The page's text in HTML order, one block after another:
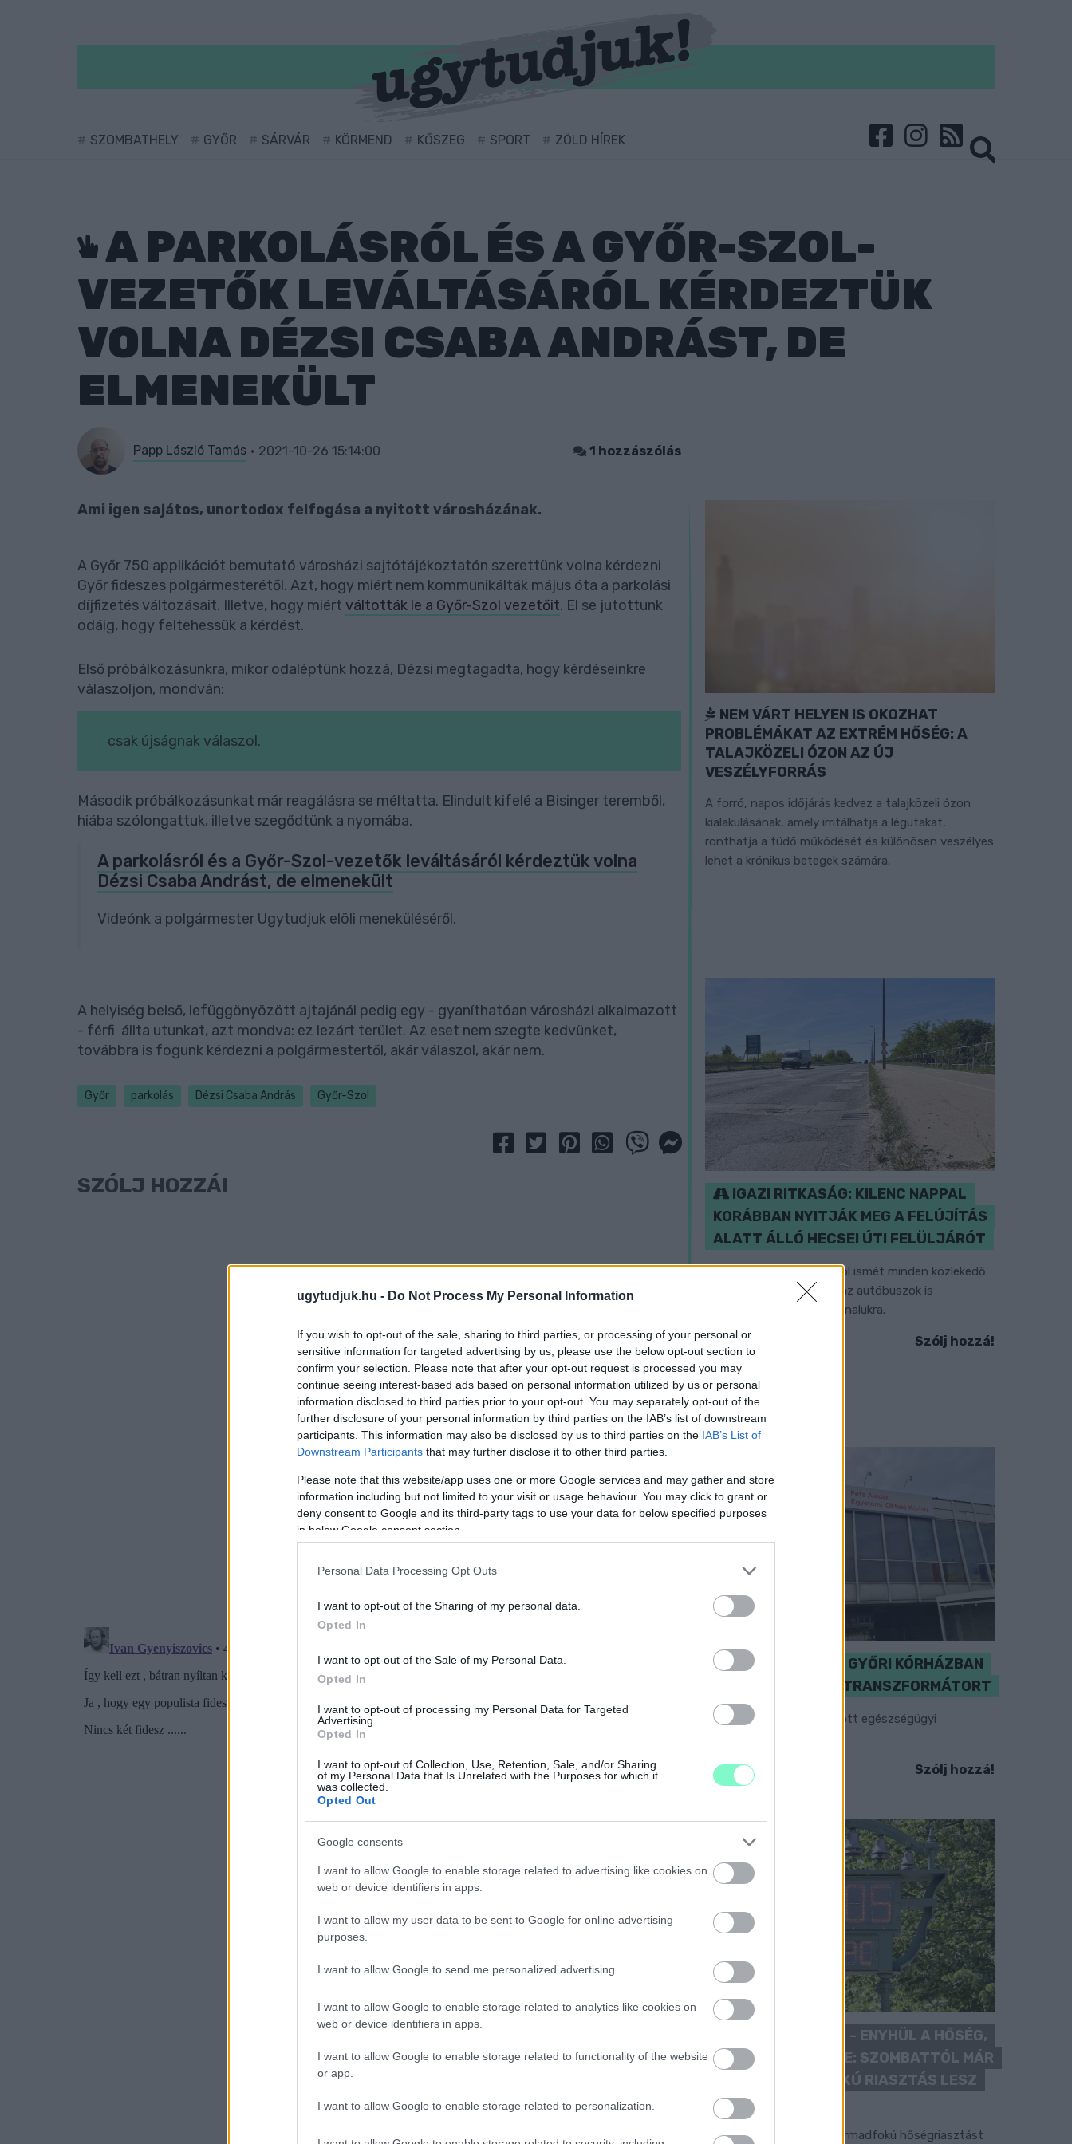
ugytudjuk.hu - Do Not Process My Personal Information
If you wish to opt-out of the sale, sharing to third parties, or processing of your personal or
sensitive information for targeted advertising by us, please use the below opt-out section to
confirm your selection. Please note that after your opt-out request is processed you may
continue seeing interest-based ads based on personal information utilized by us or personal
information disclosed to third parties prior to your opt-out. You may separately opt-out of the
further disclosure of your personal information by third parties on the IAB’s list of downstream
participants. This information may also be disclosed by us to third parties on the IAB’s List of
Downstream Participants that may further disclose it to other third parties.
Please note that this website/app uses one or more Google services and may gather and store
information including but not limited to your visit or usage behaviour. You may click to grant or
deny consent to Google and its third-party tags to use your data for below specified purposes
in below Google consent section.
Personal Data Processing Opt Outs
I want to opt-out of the Sharing of my personal data.
Opted In
I want to opt-out of the Sale of my Personal Data.
Opted In
I want to opt-out of processing my Personal Data for Targeted
Advertising.
Opted In
I want to opt-out of Collection, Use, Retention, Sale, and/or Sharing
of my Personal Data that Is Unrelated with the Purposes for which it
was collected.
Opted Out
Google consents
I want to allow Google to enable storage related to advertising like cookies on
web or device identifiers in apps.
I want to allow my user data to be sent to Google for online advertising
purposes.
I want to allow Google to send me personalized advertising.
I want to allow Google to enable storage related to analytics like cookies on
web or device identifiers in apps.
I want to allow Google to enable storage related to functionality of the website
or app.
I want to allow Google to enable storage related to personalization.
SZOMBATHELY GYŐR SÁRVÁR KÖRMEND KŐSZEG SPORT ZÖLD HÍREK
A PARKOLÁSRÓL ÉS A GYŐR-SZOL-
VEZETŐK LEVÁLTÁSÁRÓL KÉRDEZTÜK
VOLNA DÉZSI CSABA ANDRÁST, DE
ELMENEKÜLT
Papp László Tamás 2021-10-26 15:14:00 1 hozzászólás
Ami igen sajátos, unortodox felfogása a nyitott városházának.
A Győr 750 applikációt bemutató városházi sajtótájékoztatón szerettünk volna kérdezni
Győr fideszes polgármesterétől. Azt, hogy miért nem kommunikálták május óta a parkolási
díjfizetés változásait. Illetve, hogy miért váltották le a Győr-Szol vezetőit. El se jutottunk
odáig, hogy feltehessük a kérdést.
Első próbálkozásunkra, mikor odaléptünk hozzá, Dézsi megtagadta, hogy kérdéseinkre
válaszoljon, mondván:
csak újságnak válaszol.
Második próbálkozásunkat már reagálásra se méltatta. Elindult kifelé a Bisinger teremből,
hiába szólongattuk, illetve szegődtünk a nyomába.
A parkolásról és a Győr-Szol-vezetők leváltásáról kérdeztük volna
Dézsi Csaba Andrást, de elmenekült
Videónk a polgármester Ugytudjuk elöli meneküléséről.
A helyiség belső, lefüggönyözött ajtajánál pedig egy - gyaníthatóan városházi alkalmazott
- férfi állta utunkat, azt mondva: ez lezárt terület. Az eset nem szegte kedvünket,
továbbra is fogunk kérdezni a polgármestertől, akár válaszol, akár nem.
Győr parkolás Dézsi Csaba András Győr-Szol
SZÓLJ HOZZÁ!
NEM VÁRT HELYEN IS OKOZHAT
PROBLÉMÁKAT AZ EXTRÉM HŐSÉG: A
TALAJKÖZELI ÓZON AZ ÚJ
VESZÉLYFORRÁS
A forró, napos időjárás kedvez a talajközeli ózon
kialakulásának, amely irritálhatja a légutakat,
ronthatja a tüdő működését és különösen veszélyes
lehet a krónikus betegek számára.
IGAZI RITKASÁG: KILENC NAPPAL
KORÁBBAN NYITJÁK MEG A FELÚJÍTÁS
ALATT ÁLLÓ HECSEI ÚTI FELÜLJÁRÓT
Hétfőn hajnali négy órától ismét minden közlekedő
használhatja az átkelőt, az autóbuszok is
visszatérnek eredeti útvonalukra.
Szólj hozzá!
KICSERÉLTÉK A GYŐRI KÓRHÁZBAN
MEGHIBÁSODOTT TRANSZFORMÁTORT
Megkezdték az elhalasztott egészségügyi
Szólj hozzá!
KÁNIKULA 2026 - ENYHÜL A HŐSÉG,
DE MÉG NINCS VÉGE: SZOMBATTÓL MÁR
“CSAK” MÁSODFOKÚ RIASZTÁS LESZ
ÉRVÉNYBEN
A július vége óta tartó harmadfokú hőségriasztást